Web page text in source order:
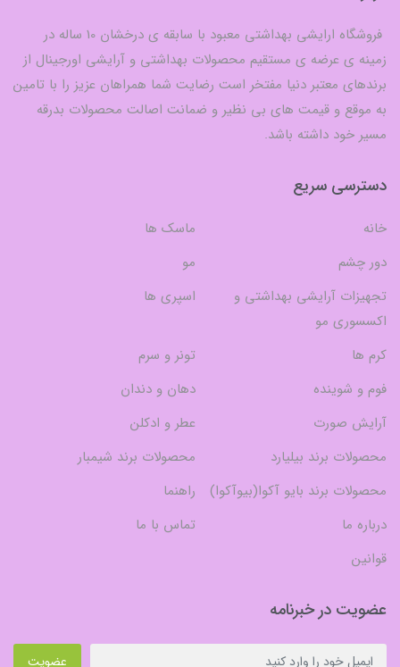
فروشگاه ارایشی بهداشتی معبود با سابقه ی درخشان 10 ساله در
زمینه ی عرضه ی مستقیم محصولات بهداشتی و آرایشی اورجینال از
برندهای معتبر دنیا مفتخر است رضایت شما همراهان عزیز را با تامین
به موقع و قیمت های بی نظیر و ضمانت اصالت محصولات بدرقه
مسیر خود داشته باشد.
دسترسی سریع
خانه
ماسک ها
دور چشم
مو
تجهیزات آرایشی بهداشتی و
اکسسوری مو
اسپری ها
کرم ها
تونر و سرم
فوم و شوینده
دهان و دندان
آرایش صورت
عطر و ادکلن
محصولات برند بیلیارد
محصولات برند شیمبار
محصولات برند بایو آکوا(بیوآکوا)
راهنما
درباره ما
تماس با ما
قوانین
عضویت در خبرنامه
عضویت